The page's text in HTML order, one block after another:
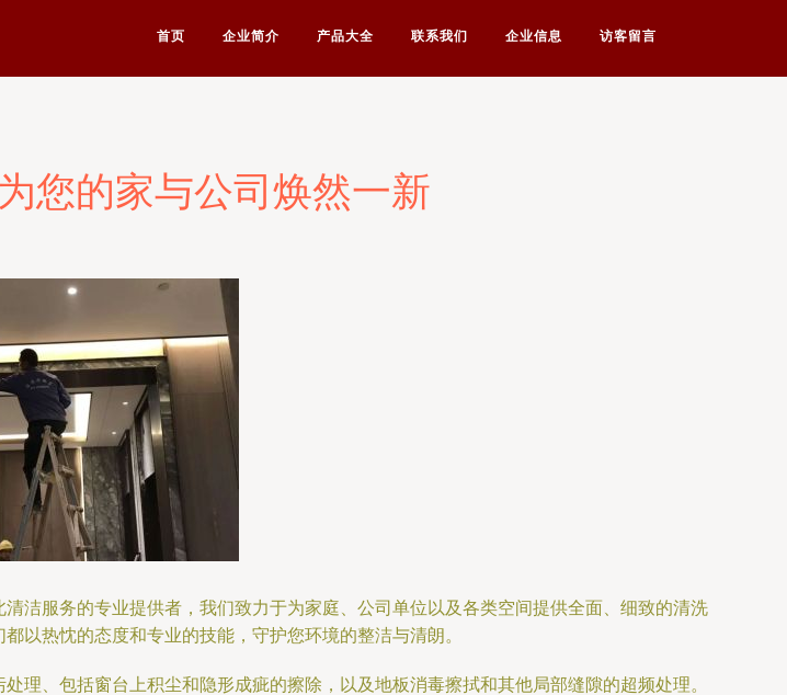
首页 企业简介 产品大全 联系我们 企业信息 访客留言
您的家与公司焕然一新
洁服务的专业提供者，我们致力于为家庭、公司单位以及各类空间提供全面、细致的清洗
以热忱的态度和专业的技能，守护您环境的整洁与清朗。
理、包括窗台上积尘和隐形成疵的擦除，以及地板消毒擦拭和其他局部缝隙的超频处理。